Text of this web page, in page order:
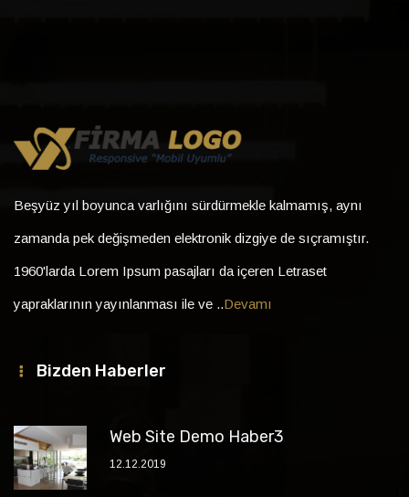
Beşyüz yıl boyunca varlığını sürdürmekle kalmamış, aynı
zamanda pek değişmeden elektronik dizgiye de sıçramıştır.
1960'larda Lorem Ipsum pasajları da içeren Letraset
yapraklarının yayınlanması ile ve ..Devamı
Bizden Haberler
Web Site Demo Haber3
12.12.2019